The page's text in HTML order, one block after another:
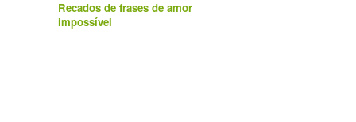
Recados de frases de amor
impossível